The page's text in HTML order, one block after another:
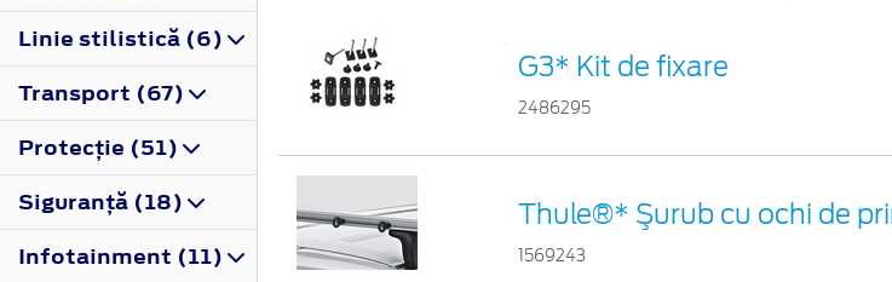
Linie stilistică (6)
Transport (67)
Protecţie (51)
Siguranţă (18)
Infotainment (11)
G3* Kit de fixare
2486295
Thule®* Şurub cu ochi de
1569243